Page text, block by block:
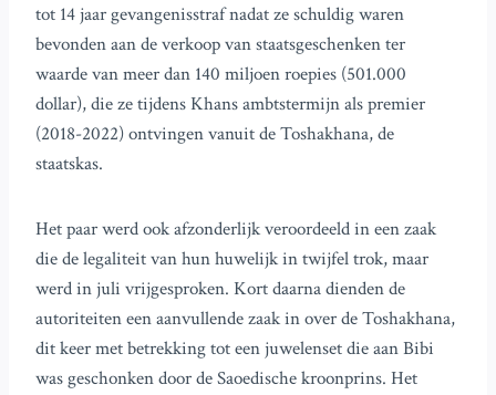
tot 14 jaar gevangenisstraf nadat ze schuldig waren
bevonden aan de verkoop van staatsgeschenken ter
waarde van meer dan 140 miljoen roepies (501.000
dollar), die ze tijdens Khans ambtstermijn als premier
(2018-2022) ontvingen vanuit de Toshakhana, de
staatskas.
Het paar werd ook afzonderlijk veroordeeld in een zaak
die de legaliteit van hun huwelijk in twijfel trok, maar
werd in juli vrijgesproken. Kort daarna dienden de
autoriteiten een aanvullende zaak in over de Toshakhana,
dit keer met betrekking tot een juwelenset die aan Bibi
was geschonken door de Saoedische kroonprins. Het